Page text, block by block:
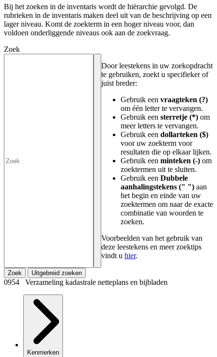
Bij het zoeken in de inventaris wordt de hiërarchie gevolgd. De
rubrieken in de inventaris maken deel uit van de beschrijving op een
lager niveau. Komt de zoekterm in een hoger niveau voor, dan
voldoen onderliggende niveaus ook aan de zoekvraag.
Zoek
Door leestekens in uw zoekopdracht
te gebruiken, zoekt u specifieker of
juist breder:
Gebruik een vraagteken (?)
om één letter te vervangen.
Gebruik een sterretje (*) om
meer letters te vervangen.
Gebruik een dollarteken ($)
voor uw zoekterm voor
resultaten die op elkaar lijken.
Gebruik een minteken (-) om
zoektermen uit te sluiten.
Gebruik een Dubbele
aanhalingstekens (" ") aan
het begin en einde van uw
zoektermen om naar de exacte
combinatie van woorden te
zoeken.
Voorbeelden van het gebruik van
deze leestekens en meer zoektips
vindt u hier.
Zoek Uitgebreid zoeken
0954 Verzameling kadastrale netteplans en bijbladen
Kenmerken